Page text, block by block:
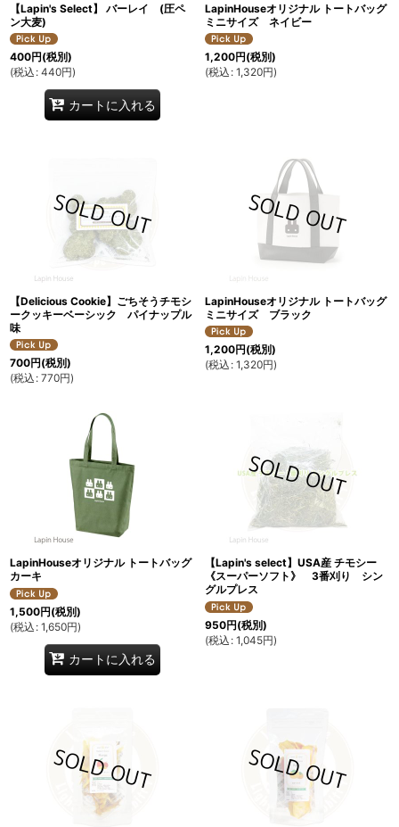
【Lapin's Select】 バーレイ (圧ペ
ン大麦)
400円(税別)
(税込 : 440円)
カートに入れる
LapinHouseオリジナル トートバッグ
ミニサイズ ネイビー
1,200円(税別)
(税込 : 1,320円)
【Delicious Cookie】ごちそうチモシ
ークッキーベーシック パイナップル
味
700円(税別)
(税込 : 770円)
LapinHouseオリジナル トートバッグ
ミニサイズ ブラック
1,200円(税別)
(税込 : 1,320円)
LapinHouseオリジナル トートバッグ
カーキ
1,500円(税別)
(税込 : 1,650円)
カートに入れる
【Lapin's select】USA産 チモシー
《スーパーソフト》 3番刈り シン
グルプレス
950円(税別)
(税込 : 1,045円)